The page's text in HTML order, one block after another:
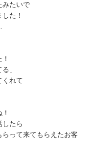
みたいで
た！
」
くれて
したら
って来てもらえたお客